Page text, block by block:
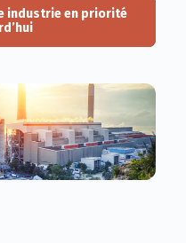
industrie en priorité